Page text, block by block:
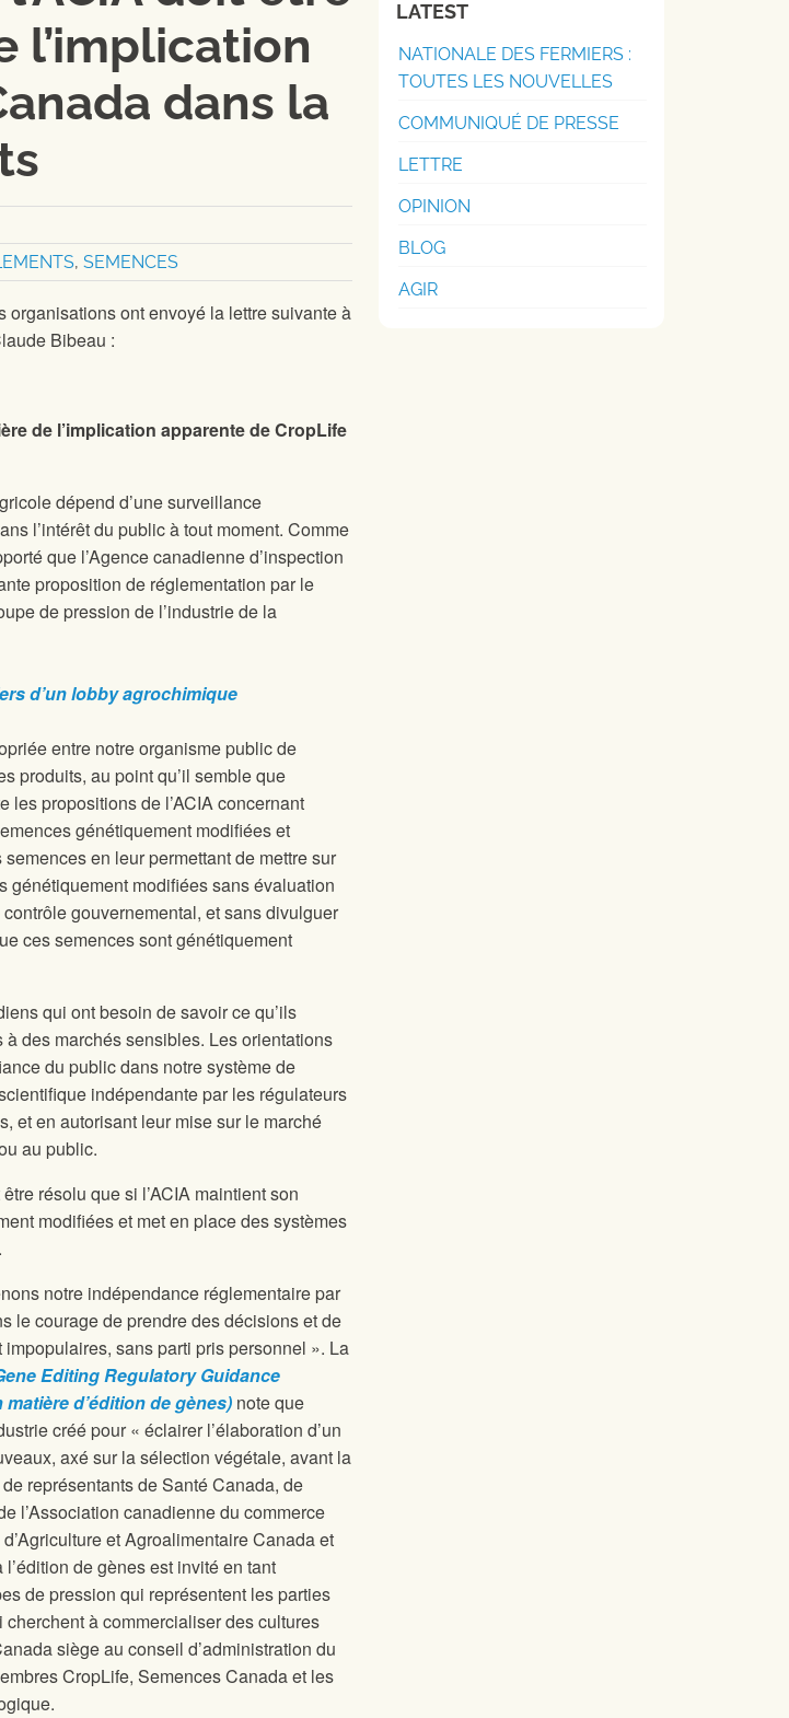
l’implication
dans la
, SEMENCES
ont envoyé la lettre suivante à
Bibeau :
de l’implication apparente de CropLife
dépend d’une surveillance
l’intérêt du public à tout moment. Comme
que l’Agence canadienne d’inspection
proposition de réglementation par le
de pression de l’industrie de la
d’un lobby agrochimique
entre notre organisme public de
produits, au point qu’il semble que
les propositions de l’ACIA concernant
génétiquement modifiées et
en leur permettant de mettre sur
génétiquement modifiées sans évaluation
gouvernemental, et sans divulguer
ces semences sont génétiquement
qui ont besoin de savoir ce qu’ils
des marchés sensibles. Les orientations
du public dans notre système de
indépendante par les régulateurs
et en autorisant leur mise sur le marché
au public.
résolu que si l’ACIA maintient son
modifiées et met en place des systèmes
notre indépendance réglementaire par
le courage de prendre des décisions et de
sans parti pris personnel ». La
Editing Regulatory Guidance
d’édition de gènes) note que
créé pour « éclairer l’élaboration d’un
axé sur la sélection végétale, avant la
représentants de Santé Canada, de
l’Association canadienne du commerce
et Agroalimentaire Canada et
de gènes est invité en tant
de pression qui représentent les parties
à commercialiser des cultures
siège au conseil d’administration du
CropLife, Semences Canada et les
LATEST
NATIONALE DES FERMIERS :
TOUTES LES NOUVELLES
COMMUNIQUÉ DE PRESSE
LETTRE
OPINION
BLOG
AGIR